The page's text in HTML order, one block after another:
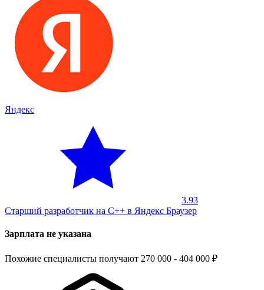
Яндекс
3.93
Старший разработчик на С++ в Яндекс Браузер
Зарплата не указана
Похожие специалисты получают 270 000 - 404 000 ₽